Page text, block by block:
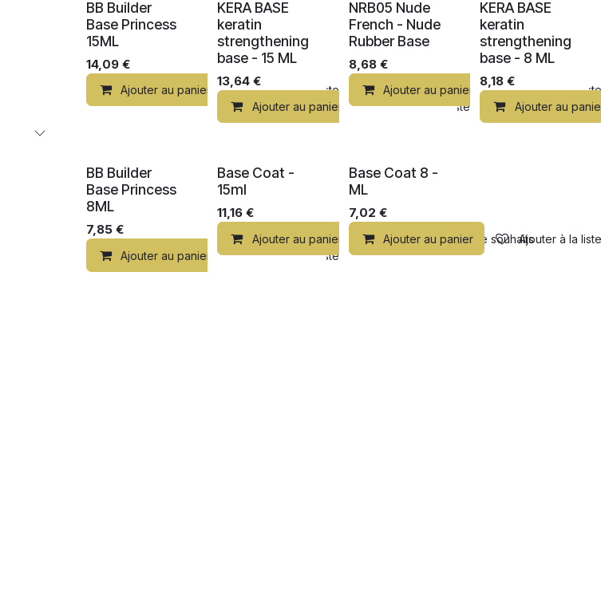
BB Builder
Base Princess
15ML
14,09 €
Ajouter au panier Ajouter à la liste de souhaits
KERA BASE
keratin
strengthening
base - 15 ML
13,64 €
Ajouter au panier Ajouter à la liste de souhaits
NRB05 Nude
French - Nude
Rubber Base
8,68€
Ajouter au panier Ajouter à la
KERA BASE
keratin
strengthening
base - 8 ML
8,18 €
Ajouter au
BB Builder
Base Princess
8ML
7,85 €
Ajouter au panier Ajouter à la liste de souhaits
Base Coat -
15ml
11,16 €
Ajouter au panier Ajouter à la liste de souhaits
Base Coat 8 -
ML
7,02 €
Ajouter au panier Ajouter à la